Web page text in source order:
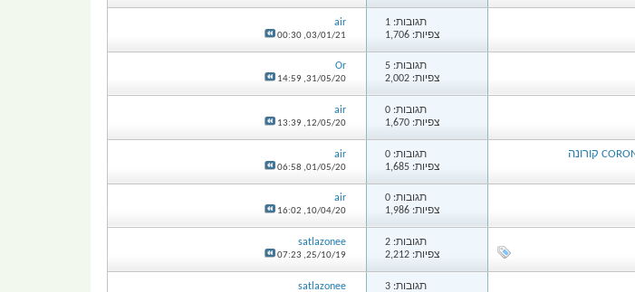
תגובות: 1
צפיות: 1,706
air
03/01/21,
00:30
תגובות: 5
צפיות: 2,002
Or
31/05/20,
14:59
תגובות: 0
צפיות: 1,670
air
12/05/20,
13:39
תגובות: 0
צפיות: 1,685
air
01/05/20,
06:58
תגובות: 0
צפיות: 1,986
air
10/04/20,
16:02
תגובות: 2
צפיות: 2,212
satlazonee
25/10/19,
07:23
תגובות: 3
satlazonee